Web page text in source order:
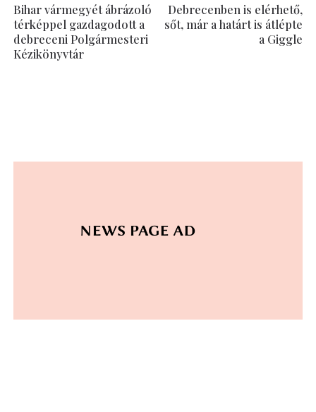
Bihar vármegyét ábrázoló
térképpel gazdagodott a
debreceni Polgármesteri
Kézikönyvtár
Debrecenben is elérhető,
sőt, már a határt is átlépte
a Giggle